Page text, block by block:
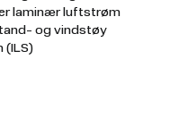
laminær luftstrøm
og vindstøy
(ILS)